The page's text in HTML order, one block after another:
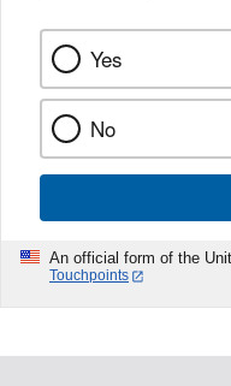
Yes
No
An official form of the
Touchpoints